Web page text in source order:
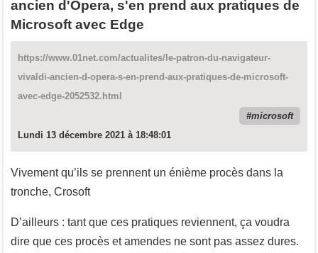
ancien d'Opera, s'en prend aux pratiques de
Microsoft avec Edge
https://www.01net.com/actualites/le-patron-du-navigateur-
vivaldi-ancien-d-opera-s-en-prend-aux-pratiques-de-microsoft-
avec-edge-2052532.html
microsoft
Lundi 13 décembre 2021 à 18:48:01
Vivement qu’ils se prennent un énième procès dans la
tronche, Crosoft
D’ailleurs : tant que ces pratiques reviennent, ça voudra
dire que ces procès et amendes ne sont pas assez dures.